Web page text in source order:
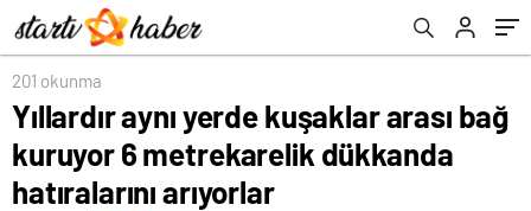
arıyorlar
201 okunma
Yıllardır aynı yerde kuşaklar arası bağ
kuruyor 6 metrekarelik dükkanda
hatıralarını arıyorlar